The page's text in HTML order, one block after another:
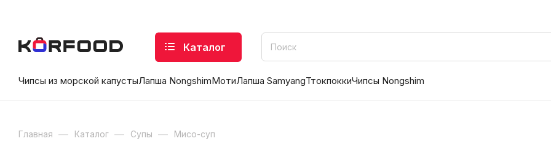
Каталог
Чипсы из морской капустыЛапша NongshimМотиЛапша SamyangТтокпоккиЧипсы Nongshim
Главная — Каталог — Супы — Мисо-суп